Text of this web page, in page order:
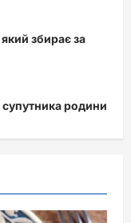
збирає за
супутника родини